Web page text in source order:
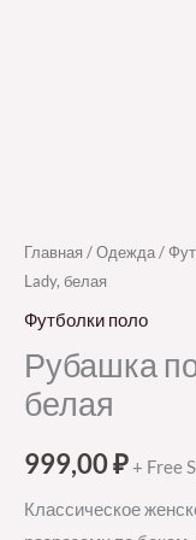
Главная /Одежда/
Lady, белая
Футболки поло
Рубашка
белая
999,00₽+ Free
Классическое